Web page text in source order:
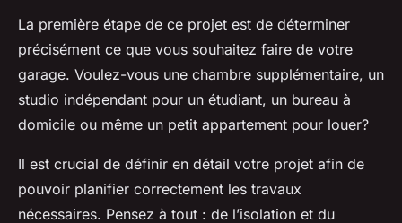
La première étape de ce projet est de déterminer
précisément ce que vous souhaitez faire de votre
garage. Voulez-vous une chambre supplémentaire, un
studio indépendant pour un étudiant, un bureau à
domicile ou même un petit appartement pour louer?
Il est crucial de définir en détail votre projet afin de
pouvoir planifier correctement les travaux
nécessaires. Pensez à tout : de l’isolation et du